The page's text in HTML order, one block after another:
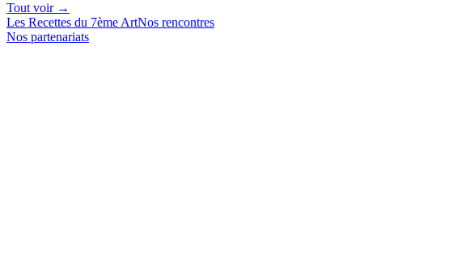
Tout voir →
Les Recettes du 7ème ArtNos rencontres
Nos partenariats